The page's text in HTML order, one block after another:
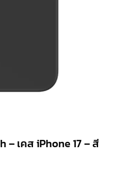
– เคส iPhone 17 – สี